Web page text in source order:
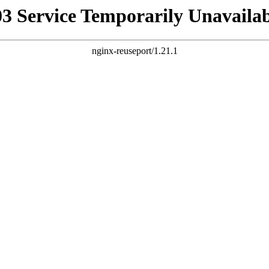
Service Temporarily
nginx-reuseport/1.21.1